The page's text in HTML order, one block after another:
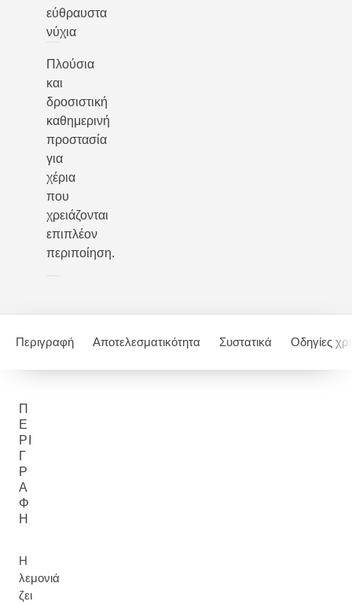
εύθραυστα
νύχια
Πλούσια
και
δροσιστική
καθημερινή
προστασία
για
χέρια
που
χρειάζονται
επιπλέον
περιποίηση.
Περιγραφή Αποτελεσματικότητα Συστατικά Οδηγίες
Π
Ε
ΡΙ
Γ
Ρ
Α
Φ
Ή
Η
λεμονιά
ζει